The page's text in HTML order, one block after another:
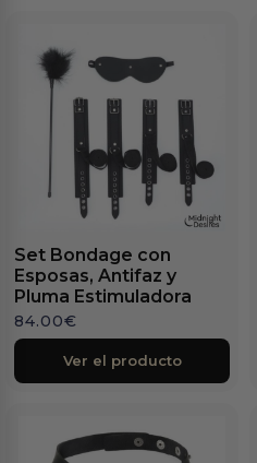
Set Bondage con
Esposas, Antifaz y
Pluma Estimuladora
84.00€
Ver el producto